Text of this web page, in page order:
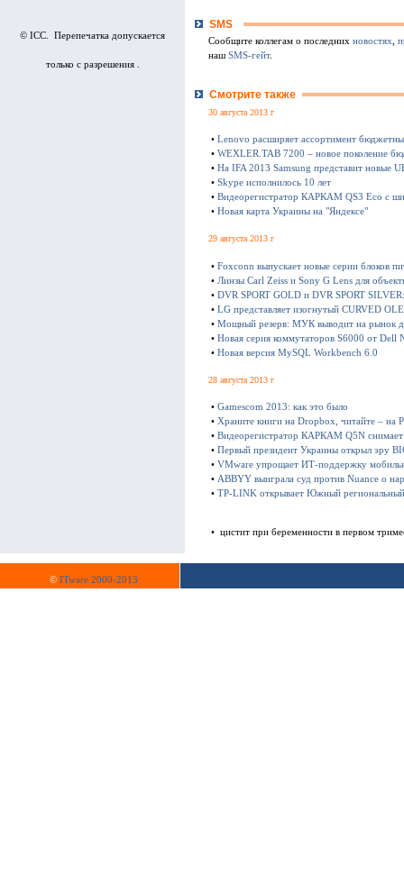
© ICC. Перепечатка допускается
только с разрешения .
SMS
Сообщите коллегам о последних новостях,
нашSMS-гейт.
Смотрите также
30 августа 2013 г
• Lenovo расширяет ассортимент
• WEXLER.TAB 7200 – новое поколение
• На IFA 2013 Samsung представит новые
• Skype исполнилось 10 лет
• Видеорегистратор КАРКАМ QS3 Eco с
• Новая карта Украины на "Яндексе"
29 августа 2013 г
• Foxconn выпускает новые серии блоков
• Линзы Carl Zeiss и Sony G Lens для
• DVR SPORT GOLD и DVR SPORT
• LG представляет изогнутый CURVED
• Мощный резерв: МУК выводит на рынок
• Новая серия коммутаторов S6000 от Dell
• Новая версия MySQL Workbench 6.0
28 августа 2013 г
• Gamescom 2013: как это было
• Храните книги на Dropbox, читайте – на
• Видеорегистратор КАРКАМ Q5N снимает
• Первый президент Украины открыл эру
• VMware упрощает ИТ-поддержку
• ABBYY выиграла суд против Nuance о
• TP-LINK открывает Южный
• цистит при беременности в первом
© ITware 2000-2013